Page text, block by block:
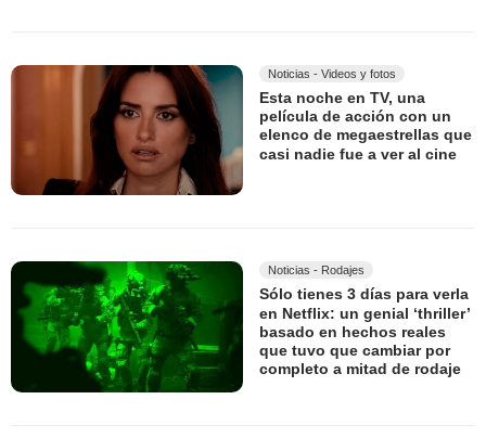
Noticias - Videos y fotos
Esta noche en TV, una
película de acción con un
elenco de megaestrellas que
casi nadie fue a ver al cine
Noticias - Rodajes
Sólo tienes 3 días para verla
en Netflix: un genial ‘thriller’
basado en hechos reales
que tuvo que cambiar por
completo a mitad de rodaje